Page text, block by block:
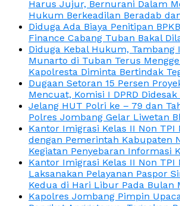
Harus Jujur, Bernurani Dalam
Hukum Berkeadilan Beradab
Diduga Ada Biaya Penitipan
Finance Cabang Tuban Bakal
Diduga Kebal Hukum, Tambang
Munarto di Tuban Terus
Kapolresta Diminta Bertindak
Dugaan Setoran 15 Persen
Mencuat, Komisi I DPRD
Jelang HUT Polri ke – 79 dan
Polres Jombang Gelar Liwetan
Kantor Imigrasi Kelas II Non TPI
dengan Pemerintah Kabupaten
Kegiatan Penyebaran Informasi
Kantor Imigrasi Kelas II Non TPI
Laksanakan Pelayanan Paspor
Kedua di Hari Libur Pada Bulan
Kapolres Jombang Pimpin